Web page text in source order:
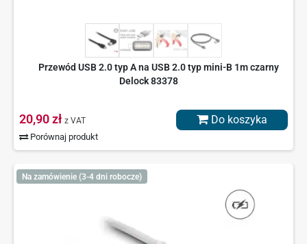
Przewód USB 2.0 typ A na USB 2.0 typ mini-B 1m czarny
Delock 83378
20,90 zł z VAT
Porównaj produkt
Do koszyka
Na zamówienie (3-4 dni robocze)